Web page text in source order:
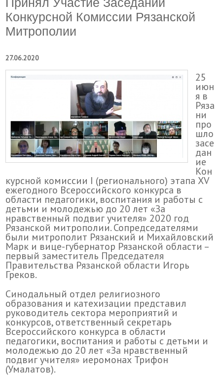
Конкурсной Комиссии Рязанской
Митрополии
27.06.2020
25
июн
я в
Ряза
ни
про
шло
засе
дан
ие
Кон
курсной комиссии I (регионального) этапа XV
ежегодного Всероссийского конкурса в
области педагогики, воспитания и работы с
детьми и молодежью до 20 лет «За
нравственный подвиг учителя» 2020 год
Рязанской митрополии. Сопредседателями
были митрополит Рязанский и Михайловский
Марк и вице-губернатор Рязанской области –
первый заместитель Председателя
Правительства Рязанской области Игорь
Греков.
Синодальный отдел религиозного
образования и катехизации представил
руководитель сектора мероприятий и
конкурсов, ответственный секретарь
Всероссийского конкурса в области
педагогики, воспитания и работы с детьми и
молодежью до 20 лет «За нравственный
подвиг учителя» иеромонах Трифон
(Умалатов).